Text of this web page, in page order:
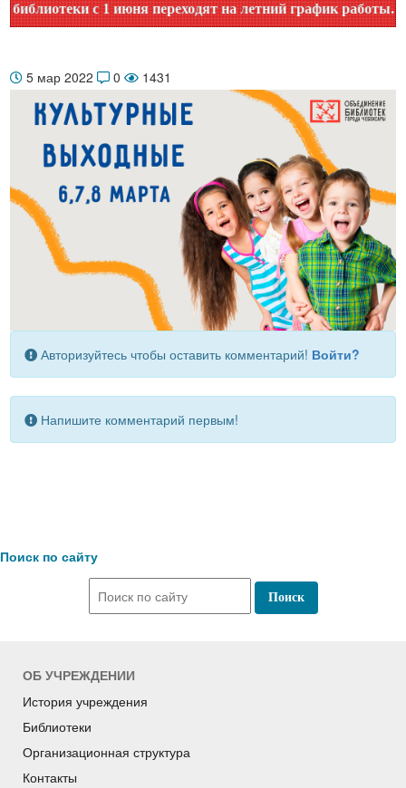
с 1 июня переходят на летний график работы.
5 мар 2022 0 1431
Авторизуйтесь чтобы оставить комментарий! Войти?
Напишите комментарий первым!
Поиск по сайту
ОБ УЧРЕЖДЕНИИ
История учреждения
Библиотеки
Организационная структура
Контакты